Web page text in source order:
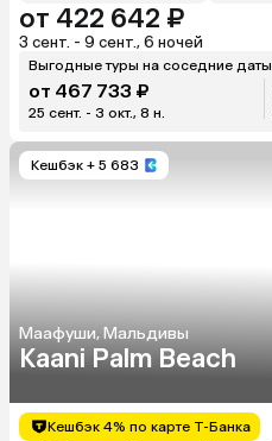
от 422 642 ₽
3 сент. - 9 сент., 6 ночей
Выгодные туры на соседние даты
от 467 733 ₽
25 сент. - 3 окт., 8 н.
Кешбэк + 5 683
Маафуши, Мальдивы
Kaani Palm Beach
Кешбэк 4% по карте Т-Банка